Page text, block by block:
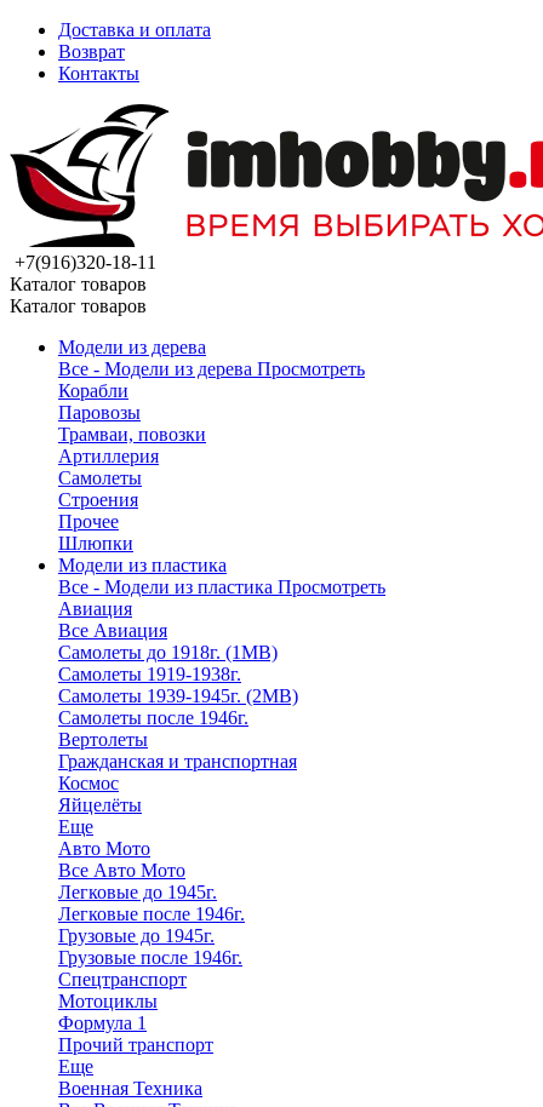
Доставка и оплата
Возврат
Контакты
+7(916)320-18-11
Каталог товаров
Каталог товаров
Модели из дерева
Все - Модели из дерева Просмотреть
Корабли
Паровозы
Трамваи, повозки
Артиллерия
Самолеты
Строения
Прочее
Шлюпки
Модели из пластика
Все - Модели из пластика Просмотреть
Авиация
Все Авиация
Самолеты до 1918г. (1МВ)
Самолеты 1919-1938г.
Самолеты 1939-1945г. (2МВ)
Самолеты после 1946г.
Вертолеты
Гражданская и транспортная
Космос
Яйцелёты
Еще
Авто Мото
Все Авто Мото
Легковые до 1945г.
Легковые после 1946г.
Грузовые до 1945г.
Грузовые после 1946г.
Спецтранспорт
Мотоциклы
Формула 1
Прочий транспорт
Еще
Военная Техника